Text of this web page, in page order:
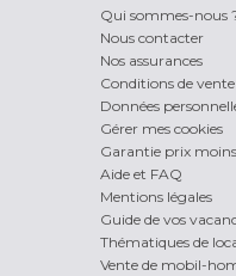
Qui sommes-nous
Nous contacter
Nos assurances
Conditions de vente
Données
Gérer mes cookies
Garantie prix
Aide et FAQ
Mentions légales
Guide de vos
Thématiques de
Vente de mobil-